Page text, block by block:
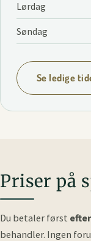
Lørdag
Søndag
Se ledige
Priser på
Du betaler først efter
behandler. Ingen